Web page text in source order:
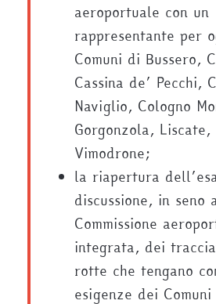
aeroportuale con un
rappresentante per
Comuni di Bussero,
Cassina de’ Pecchi,
Naviglio, Cologno
Gorgonzola,
Vimodrone;
la riapertura
discussione, in seno
Commissione
integrata, dei
rotte che tengano
esigenze dei